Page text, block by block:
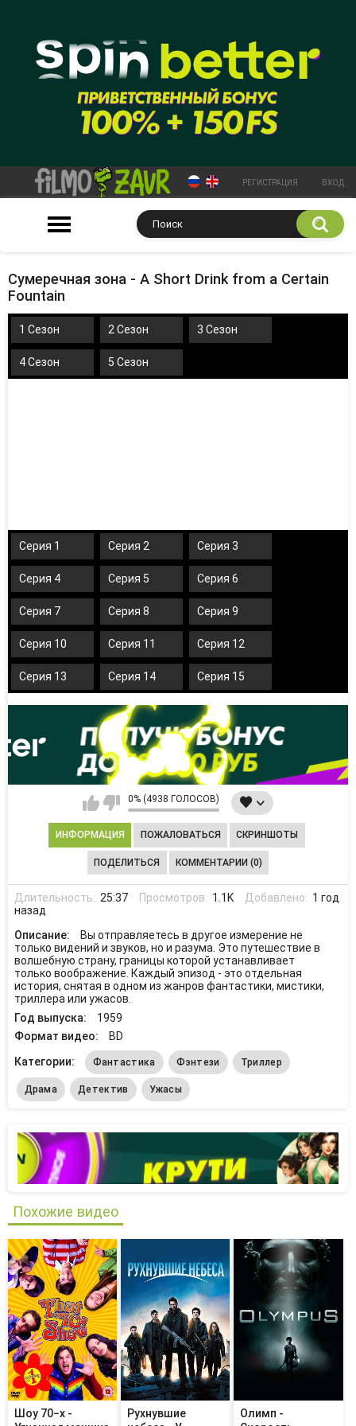
РЕГИСТРАЦИЯ ВХОД
Сумеречная зона - A Short Drink from a Certain
Fountain
1 Сезон 2 Сезон 3 Сезон
4 Сезон 5 Сезон
Серия 1 Серия 2 Серия 3
Серия 4 Серия 5 Серия 6
Серия 7 Серия 8 Серия 9
Серия 10 Серия 11 Серия 12
Серия 13 Серия 14 Серия 15
0% (4938 ГОЛОСОВ)
ИНФОРМАЦИЯ ПОЖАЛОВАТЬСЯ СКРИНШОТЫ
ПОДЕЛИТЬСЯ КОММЕНТАРИИ (0)
Длительность: 25:37 Просмотров: 1.1K Добавлено: 1 год
назад
Описание:
Вы отправляетесь в другое измерение не
только видений и звуков, но и разума. Это путешествие в
волшебную страну, границы которой устанавливает
только воображение. Каждый эпизод - это отдельная
история, снятая в одном из жанров фантастики, мистики,
триллера или ужасов.
Год выпуска:
1959
Формат видео:
BD
Категории:
Фантастика Фэнтези Триллер
Драма Детектив Ужасы
Похожие видео
Шоу 70−х -
Рухнувшие
Олимп -